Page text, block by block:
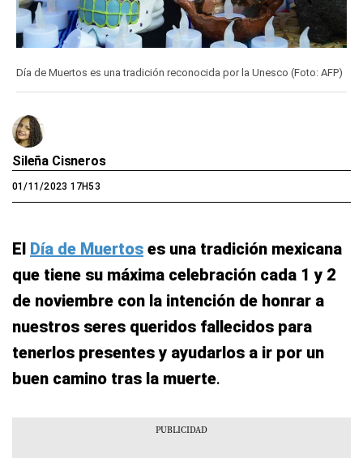
Día de Muertos es una tradición reconocida por la Unesco (Foto: AFP)
Sileña Cisneros
01/11/2023 17H53
El Día de Muertos es una tradición mexicana
que tiene su máxima celebración cada 1 y 2
de noviembre con la intención de honrar a
nuestros seres queridos fallecidos para
tenerlos presentes y ayudarlos a ir por un
buen camino tras la muerte.